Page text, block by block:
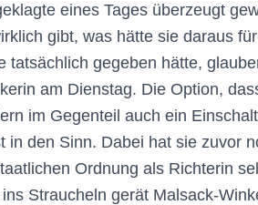
eines Tages überzeugt
gibt, was hätte sie daraus
tatsächlich gegeben hätte,
am Dienstag. Die Option,
im Gegenteil auch ein
in den Sinn. Dabei hat sie zuvor
Ordnung als Richterin
Straucheln gerät Malsack-